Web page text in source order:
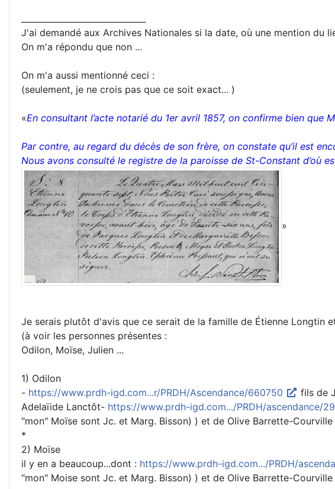
J'ai demandé aux Archives Nationales si la date, où une mention du
On m'a répondu que non ...
On m'a aussi mentionné ceci :
(seulement, je ne crois pas que ce soit exact... )
«En consultant l’acte notarié du 1er avril 1857, on confirme bien que
Par contre, au regard du décès de son frère, on constate qu’il est
Nous avons consulté le registre de la paroisse de St-Constant d’où
»
Je serais plutôt d'avis que ce serait de la famille de Étienne Longtin
(à voir les personnes présentes :
Odilon, Moïse, Julien ...
1) Odilon
- https://www.prdh-igd.com...r/PRDH/Ascendance/660750
fils de
Adelaïide Lanctôt- https://www.prdh-igd.com.../PRDH/ascendance/
"mon" Moïse sont Jc. et Marg. Bisson) ) et de Olive Barrette-Courville
*
2) Moïse
il y en a beaucoup...dont : https://www.prdh-igd.com.../PRDH/
"mon" Moise sont Jc. et Marg. Bisson) ) et de Olive Barrette-Courville